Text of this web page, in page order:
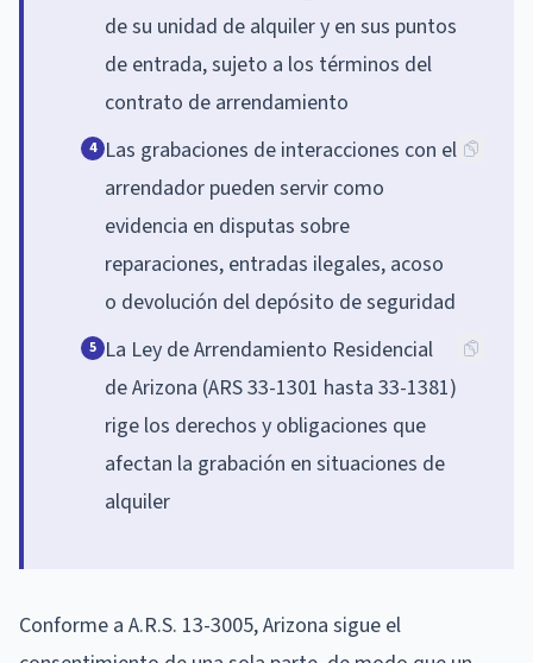
de su unidad de alquiler y en sus puntos
de entrada, sujeto a los términos del
contrato de arrendamiento
4 Las grabaciones de interacciones con el
arrendador pueden servir como
evidencia en disputas sobre
reparaciones, entradas ilegales, acoso
o devolución del depósito de seguridad
5 La Ley de Arrendamiento Residencial
de Arizona (ARS 33-1301 hasta 33-1381)
rige los derechos y obligaciones que
afectan la grabación en situaciones de
alquiler
Conforme a A.R.S. 13-3005, Arizona sigue el